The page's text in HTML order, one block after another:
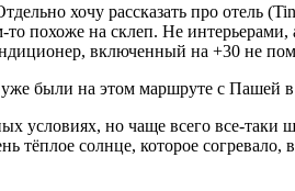
хочу рассказать про отель
похоже на склеп. Не
включенный на +30 не
были на этом маршруте с Пашей
но чаще всего все-таки
солнце, которое